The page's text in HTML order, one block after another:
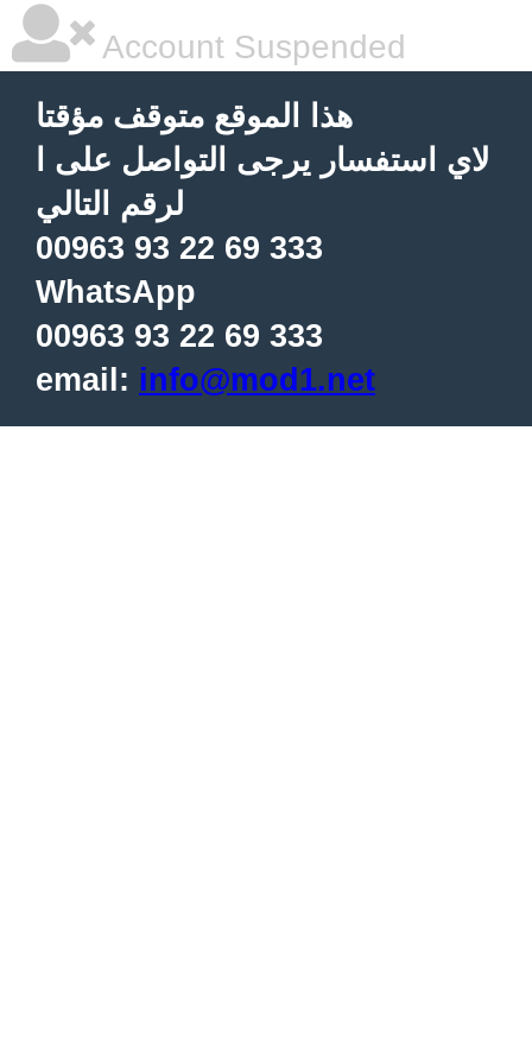
Account Suspended
هذا الموقع متوقف مؤقتا
لاي استفسار يرجى التواصل على ا
لرقم التالي
00963 93 22 69 333
WhatsApp
00963 93 22 69 333
email: info@mod1.net